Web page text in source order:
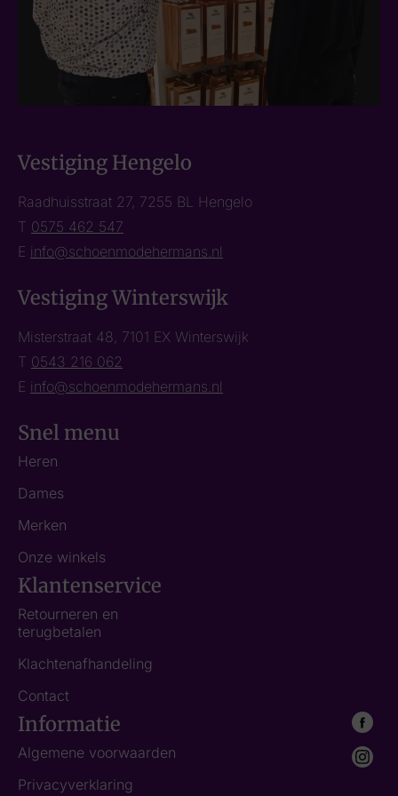
Vestiging Hengelo
Raadhuisstraat 27, 7255 BL Hengelo
T 0575 462 547
E info@schoenmodehermans.nl
Vestiging Winterswijk
Misterstraat 48, 7101 EX Winterswijk
T 0543 216 062
E info@schoenmodehermans.nl
Snel menu
Heren
Dames
Merken
Onze winkels
Klantenservice
Retourneren en
terugbetalen
Klachtenafhandeling
Contact
Informatie
Algemene voorwaarden
Privacyverklaring